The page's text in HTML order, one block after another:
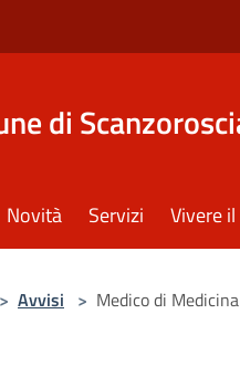
di
Novità Servizi Vivere
> Avvisi > Medico di